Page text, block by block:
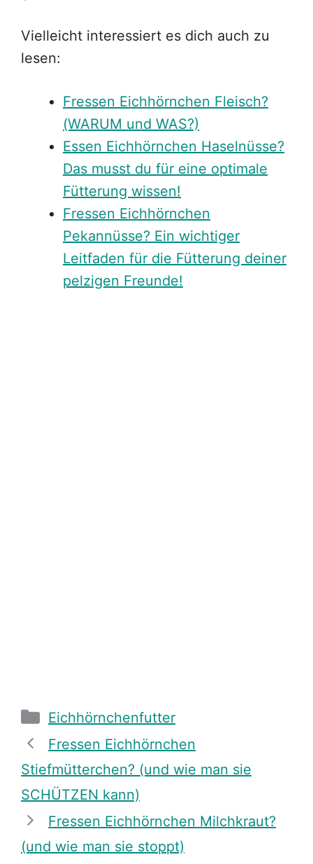
Vielleicht interessiert es dich auch zu
lesen:
Fressen Eichhörnchen Fleisch?
(WARUM und WAS?)
Essen Eichhörnchen Haselnüsse?
Das musst du für eine optimale
Fütterung wissen!
Fressen Eichhörnchen
Pekannüsse? Ein wichtiger
Leitfaden für die Fütterung deiner
pelzigen Freunde!
Categories
Eichhörnchenfutter
Fressen Eichhörnchen
Stiefmütterchen? (und wie man sie
SCHÜTZEN kann)
Fressen Eichhörnchen Milchkraut?
(und wie man sie stoppt)